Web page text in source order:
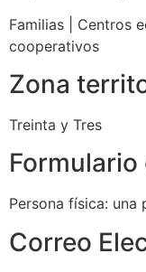
Familias Centros
cooperativos
Zona
Treinta y Tres
Persona física: una
Correo